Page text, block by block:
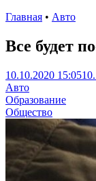
Главная • Авто
Все будет
10.10.2020 15:05
Авто
Образование
Общество